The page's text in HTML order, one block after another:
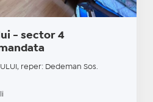
- sector 4
reper: Dedeman Sos.